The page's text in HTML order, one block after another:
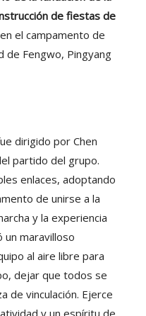
de fiestas de
el campamento de
de Fengwo, Pingyang
dirigido por Chen
partido del grupo.
enlaces, adoptando
de unirse a la
y la experiencia
un maravilloso
al aire libre para
dejar que todos se
de vinculación. Ejerce
y un espíritu de